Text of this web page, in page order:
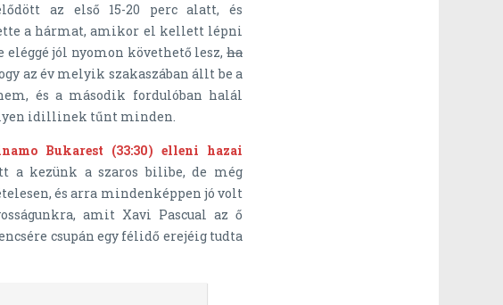
az első 15-20 perc alatt, és
a hármat, amikor el kellett lépni
jól nyomon követhető lesz, ha
az év melyik szakaszában állt be a
és a második fordulóban halál
idillinek tűnt minden.
Bukarest (33:30) elleni hazai
a kezünk a szaros bilibe, de még
és arra mindenképpen jó volt
amit Xavi Pascual az ő
csupán egy félidő erejéig tudta